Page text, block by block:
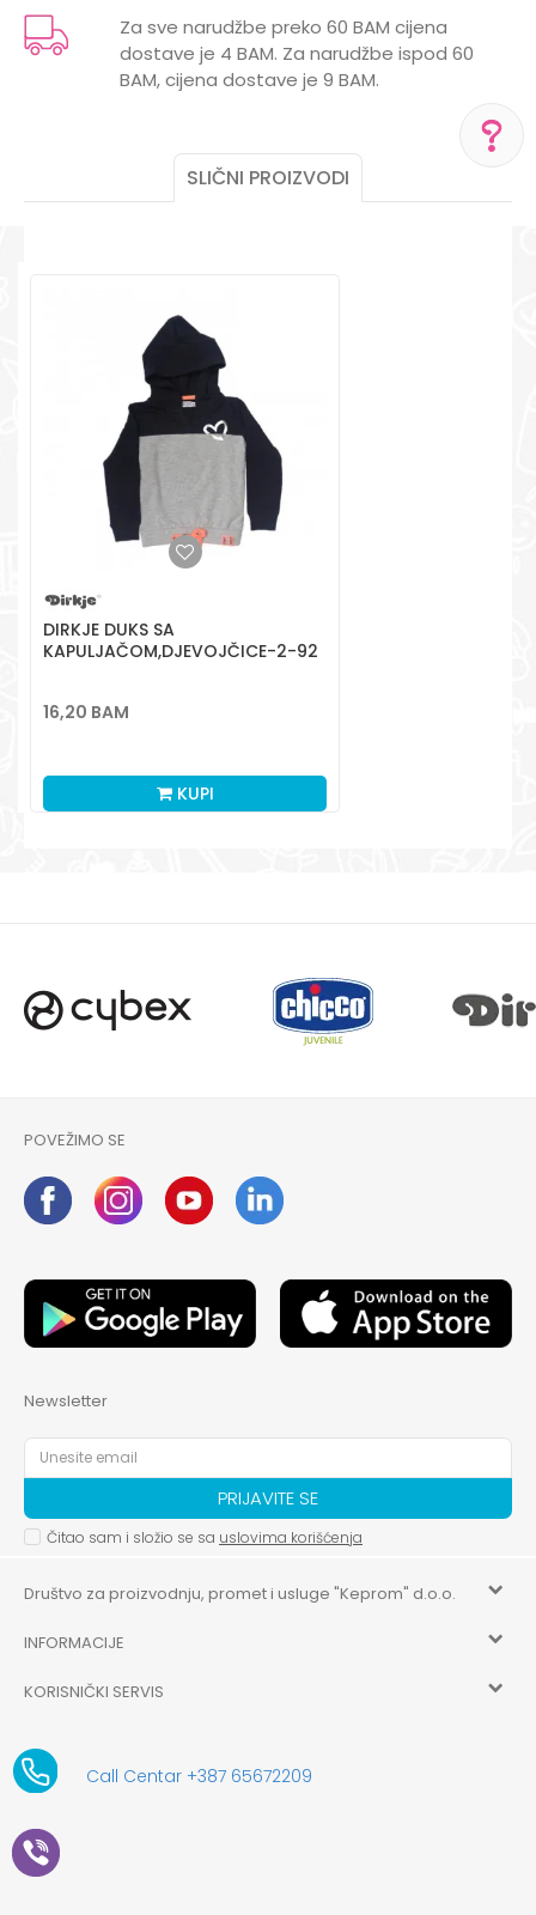
POMOĆ PRI KUPOVINI
POL
ŽENSKI
Za sve narudžbe preko 60 BAM cijena
dostave je 4 BAM. Za narudžbe ispod 60
BAM, cijena dostave je 9 BAM.
SLIČNI PROIZVODI
DIRKJE DUKS SA
KAPULJAČOM,DJEVOJČICE-2-92
16,20 BAM
KUPI
POVEŽIMO SE
Newsletter
PRIJAVITE SE
Čitao sam i složio se sa uslovima korišćenja
Društvo za proizvodnju, promet i usluge "Keprom" d.o.o.
HILANDARSKA 32, ISTOČNO NOVO SARAJEVO, ISTOČNO
aksaonlinebih@aksabih.ba
5514802214205743
61-01-0052-11
11079253
INFORMACIJE
Zaposlenje
Saradnja
KORISNIČKI SERVIS
Uslovi korišćenja i prodaje
Kako kupiti
Call Centar +387 65672209